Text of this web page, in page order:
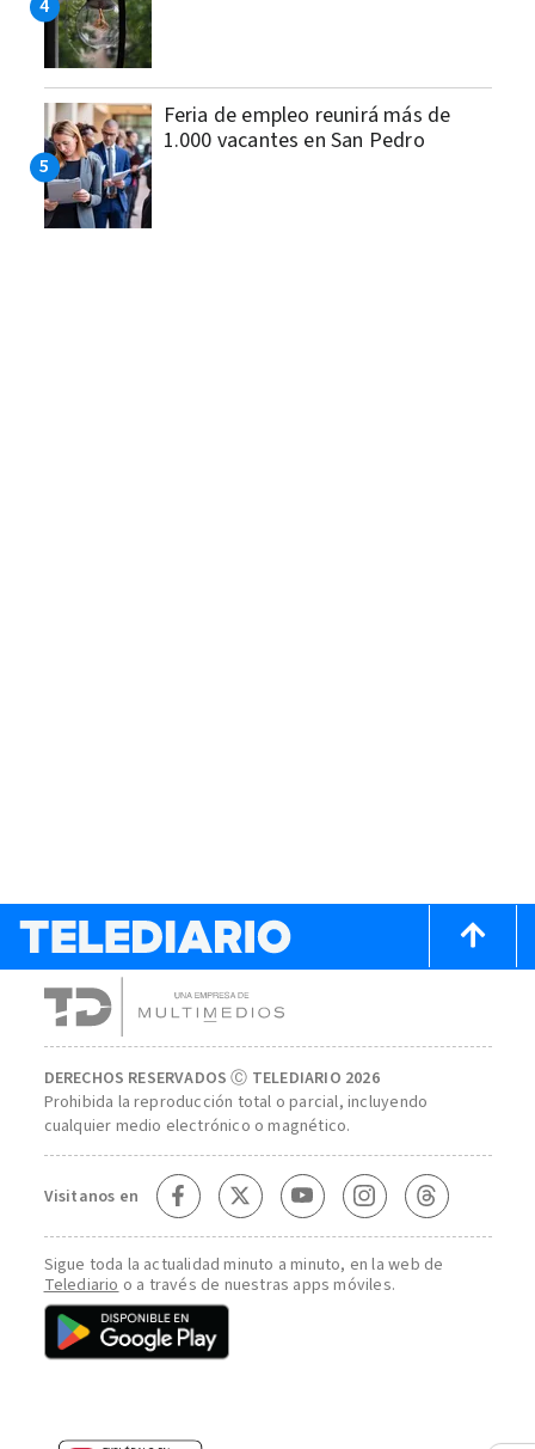
Feria de empleo reunirá más de
1.000 vacantes en San Pedro
DERECHOS RESERVADOS Ⓒ TELEDIARIO 2026
Prohibida la reproducción total o parcial, incluyendo
cualquier medio electrónico o magnético.
Visitanos en
Sigue toda la actualidad minuto a minuto, en la web de
Telediario o a través de nuestras apps móviles.